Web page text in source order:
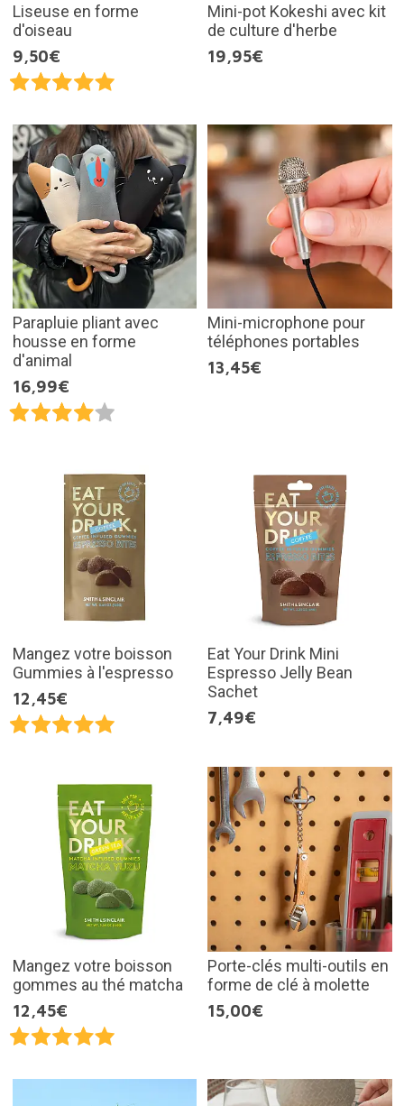
Liseuse en forme
d'oiseau
9,50€
Mini-pot Kokeshi avec kit
de culture d'herbe
19,95€
Parapluie pliant avec
housse en forme
d'animal
16,99€
Mini-microphone pour
téléphones portables
13,45€
Mangez votre boisson
Gummies à l'espresso
12,45€
Eat Your Drink Mini
Espresso Jelly Bean
Sachet
7,49€
Mangez votre boisson
gommes au thé matcha
12,45€
Porte-clés multi-outils en
forme de clé à molette
15,00€